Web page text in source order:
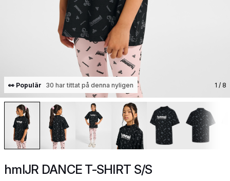
👀 Populär 30 har tittat på denna nyligen 1 / 8
hmlJR DANCE T-SHIRT S/S